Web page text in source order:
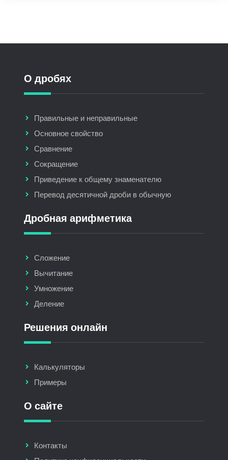
О дробях
Правильные и неправильные
Основное свойство
Сравнение
Сокращение
Приведение к общему знаменателю
Перевод десятичной дроби в обычную
Дробная арифметика
Сложение
Вычитание
Умножение
Деление
Решения онлайн
Калькуляторы
Примеры
О сайте
Контакты